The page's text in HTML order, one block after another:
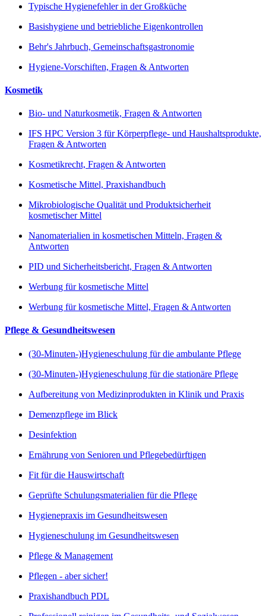
Typische Hygienefehler in der Großküche
Basishygiene und betriebliche Eigenkontrollen
Behr's Jahrbuch, Gemeinschaftsgastronomie
Hygiene-Vorschiften, Fragen & Antworten
Kosmetik
Bio- und Naturkosmetik, Fragen & Antworten
IFS HPC Version 3 für Körperpflege- und Haushaltsprodukte,
Fragen & Antworten
Kosmetikrecht, Fragen & Antworten
Kosmetische Mittel, Praxishandbuch
Mikrobiologische Qualität und Produktsicherheit
kosmetischer Mittel
Nanomaterialien in kosmetischen Mitteln, Fragen &
Antworten
PID und Sicherheitsbericht, Fragen & Antworten
Werbung für kosmetische Mittel
Werbung für kosmetische Mittel, Fragen & Antworten
Pflege & Gesundheitswesen
(30-Minuten-)Hygieneschulung für die ambulante Pflege
(30-Minuten-)Hygieneschulung für die stationäre Pflege
Aufbereitung von Medizinprodukten in Klinik und Praxis
Demenzpflege im Blick
Desinfektion
Ernährung von Senioren und Pflegebedürftigen
Fit für die Hauswirtschaft
Geprüfte Schulungsmaterialien für die Pflege
Hygienepraxis im Gesundheitswesen
Hygieneschulung im Gesundheitswesen
Pflege & Management
Pflegen - aber sicher!
Praxishandbuch PDL